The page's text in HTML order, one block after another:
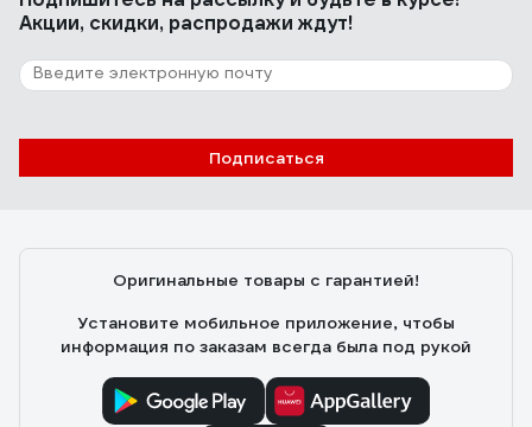
Акции, скидки, распродажи ждут!
Подписаться
Оригинальные товары с гарантией!
Установите мобильное приложение, чтобы
информация по заказам всегда была под рукой